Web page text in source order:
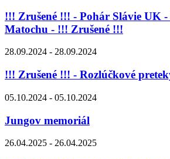
!!! Zrušené !!! - Pohár Slávie UK
Matochu - !!! Zrušené !!!
28.09.2024 - 28.09.2024
!!! Zrušené !!! - Rozlúčkové
05.10.2024 - 05.10.2024
Jungov memoriál
26.04.2025 - 26.04.2025